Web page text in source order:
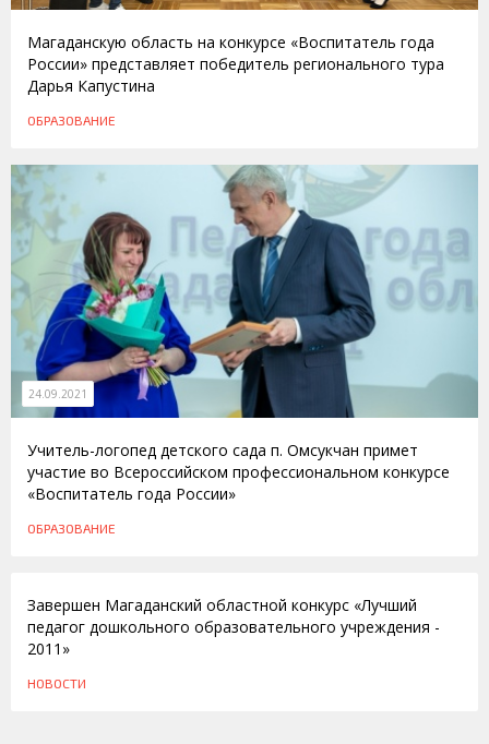
Магаданскую область на конкурсе «Воспитатель года
России» представляет победитель регионального тура
Дарья Капустина
ОБРАЗОВАНИЕ
24.09.2021
Учитель-логопед детского сада п. Омсукчан примет
участие во Всероссийском профессиональном конкурсе
«Воспитатель года России»
ОБРАЗОВАНИЕ
Завершен Магаданский областной конкурс «Лучший
педагог дошкольного образовательного учреждения -
2011»
НОВОСТИ